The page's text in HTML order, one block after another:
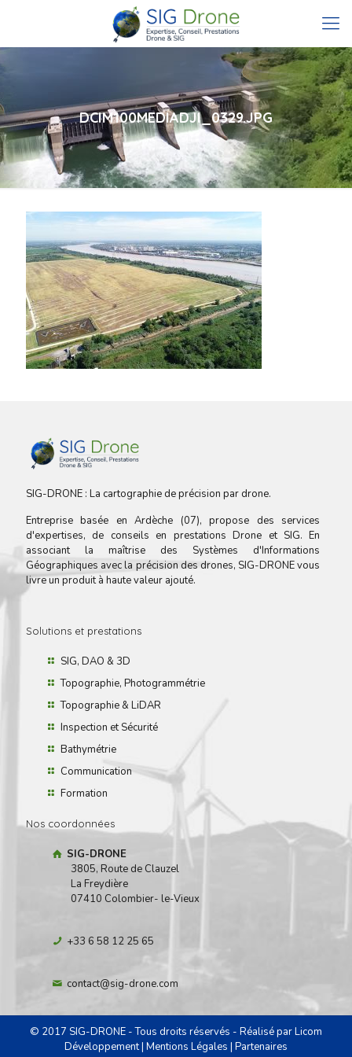
DCIM100MEDIADJI_0329.JPG
SIG-DRONE : La cartographie de précision par drone.
Entreprise basée en Ardèche (07), propose des services
d'expertises, de conseils en prestations Drone et SIG. En
associant la maîtrise des Systèmes d'Informations
Géographiques avec la précision des drones, SIG-DRONE vous
livre un produit à haute valeur ajouté.
Solutions et prestations
SIG, DAO & 3D
Topographie, Photogrammétrie
Topographie & LiDAR
Inspection et Sécurité
Bathymétrie
Communication
Formation
Nos coordonnées
SIG-DRONE
3805, Route de Clauzel
La Freydière
07410 Colombier- le-Vieux
+33 6 58 12 25 65
contact@sig-drone.com
© 2017 SIG-DRONE - Tous droits réservés - Réalisé parLicom
Développement| Mentions Légales | Partenaires